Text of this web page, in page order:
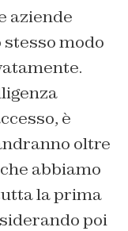
aziende
modo
è
oltre
abbiamo
la prima
poi